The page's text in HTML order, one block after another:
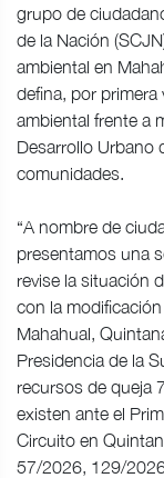
grupo de
de la Nación
ambiental en
defina, por primera
ambiental frente a
Desarrollo Urbano
comunidades.
“A nombre de
presentamos una
revise la situación
con la
Mahahual,
Presidencia de la
recursos de queja
existen ante el
Circuito en
57/2026, 129/